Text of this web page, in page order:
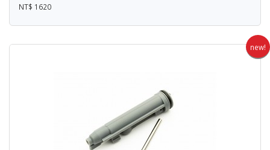
NT$ 1620
new!